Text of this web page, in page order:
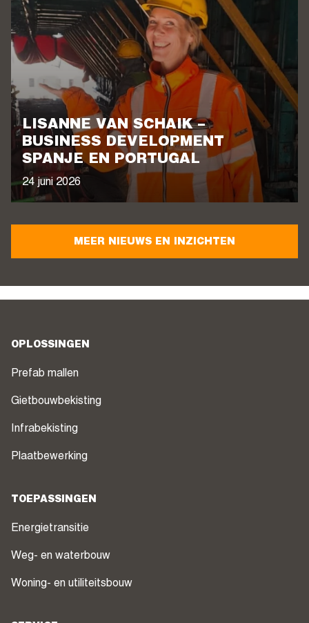
LISANNE VAN SCHAIK –
BUSINESS DEVELOPMENT
SPANJE EN PORTUGAL
24 juni 2026
MEER NIEUWS EN INZICHTEN
OPLOSSINGEN
Prefab mallen
Gietbouwbekisting
Infrabekisting
Plaatbewerking
TOEPASSINGEN
Energietransitie
Weg- en waterbouw
Woning- en utiliteitsbouw